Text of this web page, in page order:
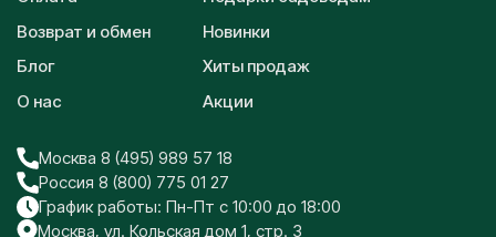
Возврат и обмен
Блог
О нас
Новинки
Хиты продаж
Акции
Москва 8 (495) 989 57 18
Россия 8 (800) 775 01 27
График работы: Пн-Пт с 10:00 до 18:00
Москва, ул. Кольская дом 1, стр. 3